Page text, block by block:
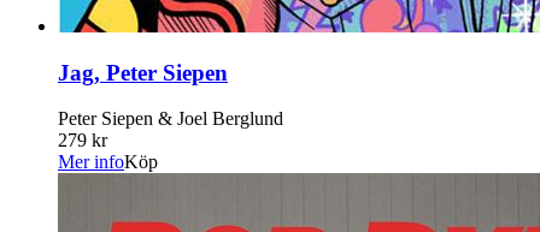
Jag, Peter Siepen
Peter Siepen & Joel Berglund
279 kr
Mer infoKöp